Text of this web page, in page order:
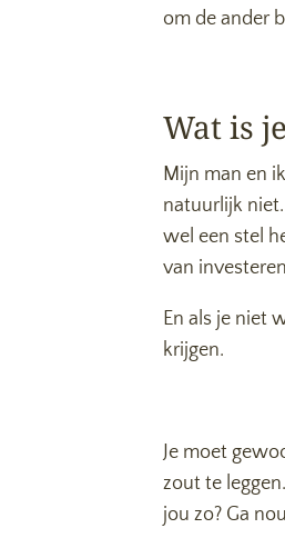
om de ander
Wat is
Mijn man en
natuurlijk
wel een stel
van
En als je niet
krijgen.
Je moet
zout te
jou zo? Ga